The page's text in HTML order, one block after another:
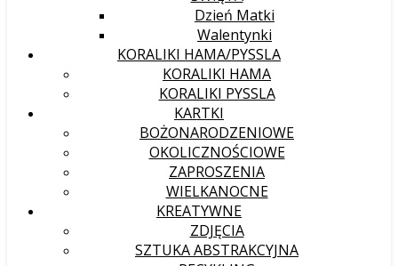
Dzień Matki
Walentynki
KORALIKI HAMA/PYSSLA
KORALIKI HAMA
KORALIKI PYSSLA
KARTKI
BOŻONARODZENIOWE
OKOLICZNOŚCIOWE
ZAPROSZENIA
WIELKANOCNE
KREATYWNE
ZDJĘCIA
SZTUKA ABSTRAKCYJNA